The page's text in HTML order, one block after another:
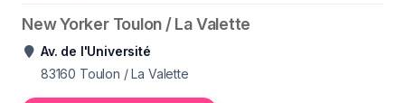
New Yorker Toulon / La Valette
Av. de l'Université
83160 Toulon / La Valette